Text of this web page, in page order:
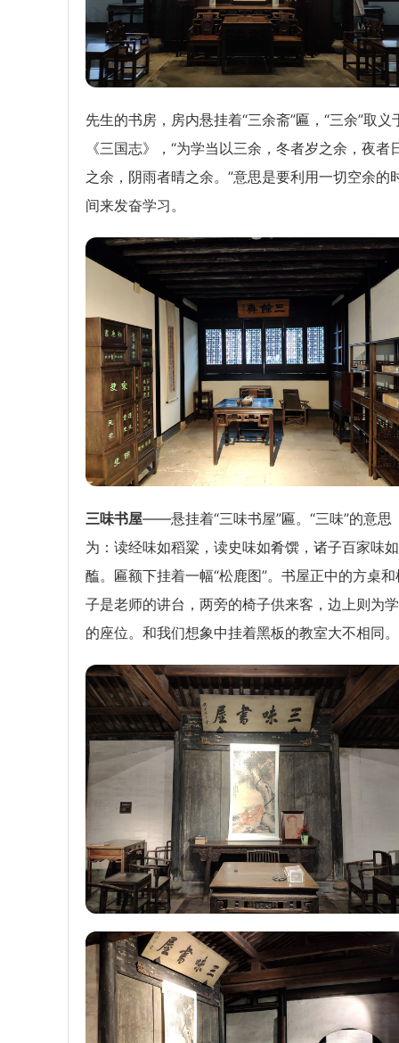
先生的书房，房内悬挂着“三余斋”匾，“三余”取义
《三国志》，“为学当以三余，冬者岁之余，夜者
之余，阴雨者晴之余。”意思是要利用一切空余的
间来发奋学习。
三味书屋——悬挂着“三味书屋”匾。“三味”的意思
为：读经味如稻粱，读史味如肴馔，诸子百家味
醢。匾额下挂着一幅“松鹿图”。书屋正中的方桌和
子是老师的讲台，两旁的椅子供来客，边上则为
的座位。和我们想象中挂着黑板的教室大不相同。